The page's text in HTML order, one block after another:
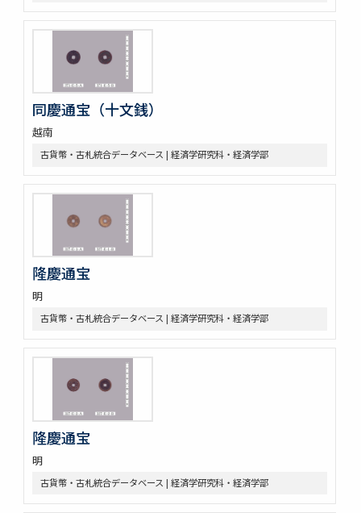
同慶通宝（十文銭）
越南
古貨幣・古札統合データベース | 経済学研究科・経済学部
隆慶通宝
明
古貨幣・古札統合データベース | 経済学研究科・経済学部
隆慶通宝
明
古貨幣・古札統合データベース | 経済学研究科・経済学部